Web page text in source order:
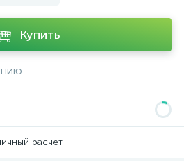
Купить
расчет